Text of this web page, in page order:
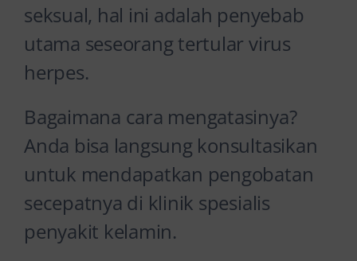
seksual, hal ini adalah penyebab
utama seseorang tertular virus
herpes.
Bagaimana cara mengatasinya?
Anda bisa langsung konsultasikan
untuk mendapatkan pengobatan
secepatnya di klinik spesialis
penyakit kelamin.